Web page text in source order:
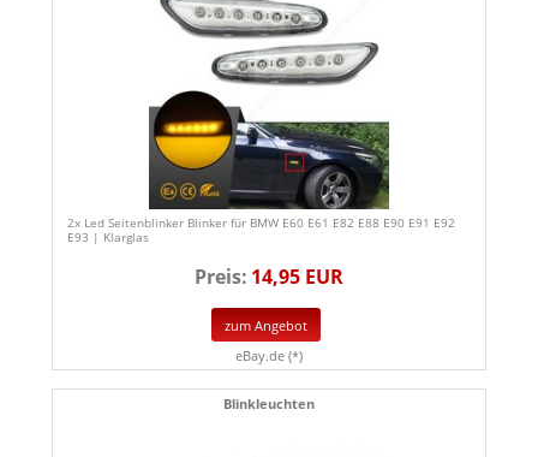
2x Led Seitenblinker Blinker für BMW E60 E61 E82 E88 E90 E91 E92
E93 | Klarglas
Preis: 14,95 EUR
zum Angebot
eBay.de (*)
Blinkleuchten